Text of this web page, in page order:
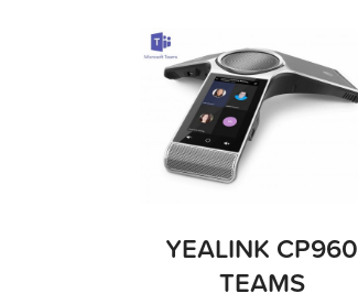
YEALINK CP960
TEAMS